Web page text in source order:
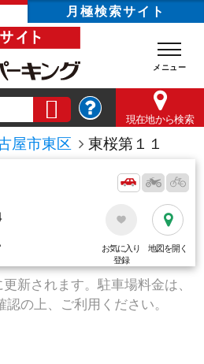
月極検索サイト
現在地から検索
屋市東区 東桜第１１
お気に入り
登録
地図を開く
新されます。駐車場料金は、
の上、ご利用ください。